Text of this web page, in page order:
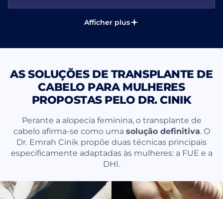
Afficher plus
AS SOLUÇÕES DE TRANSPLANTE DE
CABELO PARA MULHERES
PROPOSTAS PELO DR. CINIK
Perante a alopecia feminina, o transplante de
cabelo afirma-se como uma solução definitiva. O
Dr. Emrah Cinik propõe duas técnicas principais
especificamente adaptadas às mulheres: a FUE e a
DHI.